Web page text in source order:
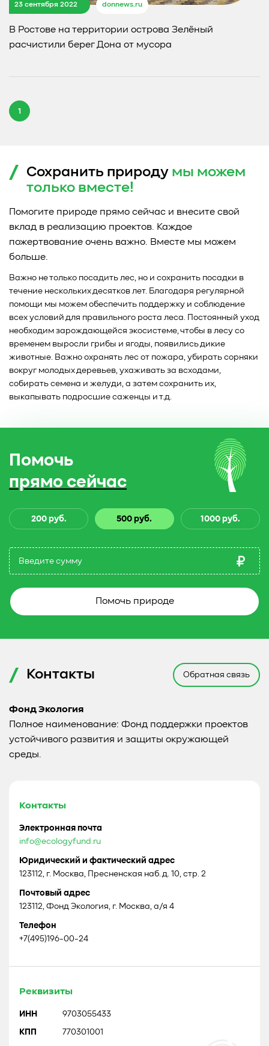
23 сентября 2022 donnews.ru
В Ростове на территории острова Зелёный
расчистили берег Дона от мусора
1
Сохранить природу мы можем
только вместе!
Помогите природе прямо сейчас и внесите свой
вклад в реализацию проектов. Каждое
пожертвование очень важно. Вместе мы можем
больше.
Важно не только посадить лес, но и сохранить посадки в
течение нескольких десятков лет. Благодаря регулярной
помощи мы можем обеспечить поддержку и соблюдение
всех условий для правильного роста леса. Постоянный уход
необходим зарождающейся экосистеме, чтобы в лесу со
временем выросли грибы и ягоды, появились дикие
животные. Важно охранять лес от пожара, убирать сорняки
вокруг молодых деревьев, ухаживать за всходами,
собирать семена и желуди, а затем сохранить их,
выкапывать подросшие саженцы и т.д.
Помочь
прямо сейчас
200 руб. 500 руб. 1000 руб.
Помочь природе
Контакты Обратная связь
Фонд Экология
Полное наименование: Фонд поддержки проектов
устойчивого развития и защиты окружающей
среды.
Контакты
Электронная почта
info@ecologyfund.ru
Юридический и фактический адрес
123112, г. Москва, Пресненская наб. д. 10, стр. 2
Почтовый адрес
123112, Фонд Экология, г. Москва, а/я 4
Телефон
+7(495)196-00-24
Реквизиты
ИНН 9703055433
КПП 770301001